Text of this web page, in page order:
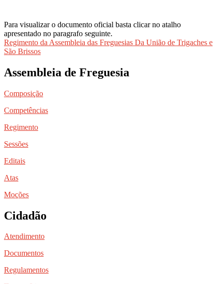
Para visualizar o documento oficial basta clicar no atalho
apresentado no paragrafo seguinte.
Regimento da Assembleia das Freguesias Da União de Trigaches e
São Brissos
Assembleia de Freguesia
Composição
Competências
Regimento
Sessões
Editais
Atas
Moções
Cidadão
Atendimento
Documentos
Regulamentos